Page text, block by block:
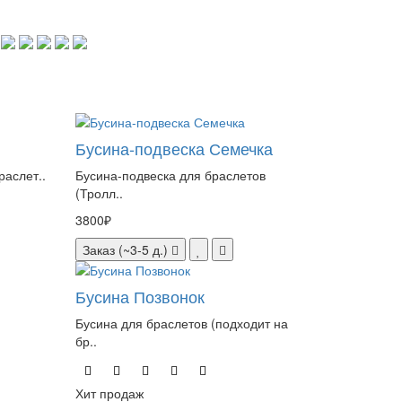
Бусина-подвеска Семечка
Бусина-подвеска для браслетов
(Тролл..
3800₽
Заказ (~3-5 д.)
Бусина Позвонок
Бусина для браслетов (подходит на
бр..
Хит продаж